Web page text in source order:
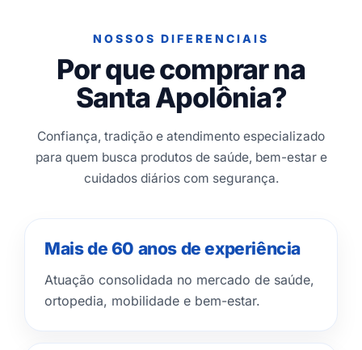
NOSSOS DIFERENCIAIS
Por que comprar na
Santa Apolônia?
Confiança, tradição e atendimento especializado
para quem busca produtos de saúde, bem-estar e
cuidados diários com segurança.
Mais de 60 anos de experiência
Atuação consolidada no mercado de saúde,
ortopedia, mobilidade e bem-estar.